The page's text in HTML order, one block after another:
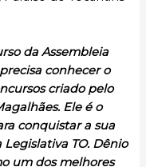
da Assembleia
conhecer o
criado pelo
Ele é o
conquistar a sua
TO. Dênio
um dos melhores